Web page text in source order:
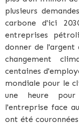
plusieurs
carbone d'ici
entreprises
donner de l'argent
changement
centaines
mondiale pour le
une heure
l'entreprise face
ont été